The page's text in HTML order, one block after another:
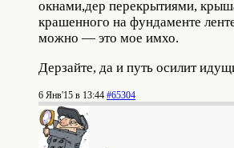
окнами,дер перекрытиями,
крашенного на фундаменте
можно — это мое имхо.
Дерзайте, да и путь осилит
6 Янв'15 в 13:44 #65304